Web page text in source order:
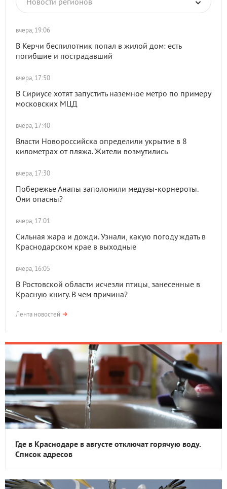
вчера, 19:06
В Керчи беспилотник попал в жилой дом: есть
погибшие и пострадавший
вчера, 17:50
В Сириусе хотят запустить наземное метро по примеру
московских МЦД
вчера, 17:40
Власти Новороссийска определили укрытие в 8
километрах от пляжа. Жители возмутились
вчера, 17:30
Побережье Анапы заполонили медузы-корнероты.
Они опасны?
вчера, 17:01
Сильная жара и дожди. Узнали, какую погоду ждать в
Краснодарском крае в выходные
вчера, 16:05
В Ростовской области исчезли птицы, занесенные в
Красную книгу. В чем причина?
Лента новостей
Где в Краснодаре в августе отключат горячую воду.
Список адресов